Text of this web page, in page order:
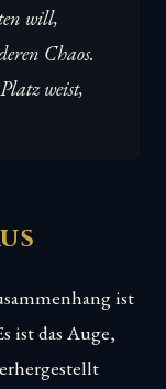
will,
Chaos.
weist,
ist
ist das Auge,